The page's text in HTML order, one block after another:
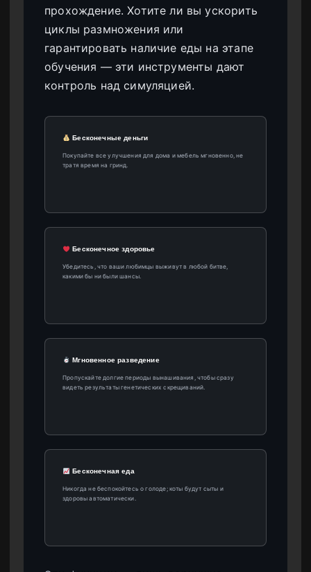
прохождение. Хотите ли вы ускорить
циклы размножения или
гарантировать наличие еды на этапе
обучения — эти инструменты дают
контроль над симуляцией.
Бесконечные деньги
Покупайте все улучшения для дома и мебель мгновенно, не
тратя время на гринд.
Бесконечное здоровье
Убедитесь, что ваши любимцы выживут в любой битве,
какими бы ни были шансы.
Мгновенное разведение
Пропускайте долгие периоды вынашивания, чтобы сразу
видеть результаты генетических скрещиваний.
Бесконечная еда
Никогда не беспокойтесь о голоде; коты будут сыты и
здоровы автоматически.